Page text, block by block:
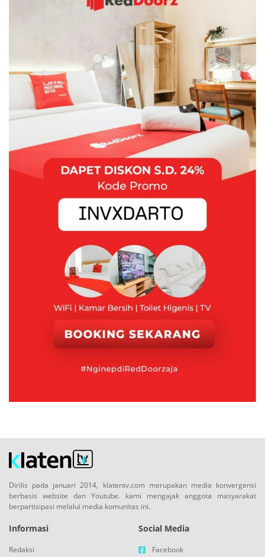
Dirilis pada januari 2014, klatentv.com merupakan media konvergensi
berbasis website dan Youtube. kami mengajak anggota masyarakat
berpartisipasi melalui media komunitas ini.
Informasi
Redaksi
Social Media
Facebook